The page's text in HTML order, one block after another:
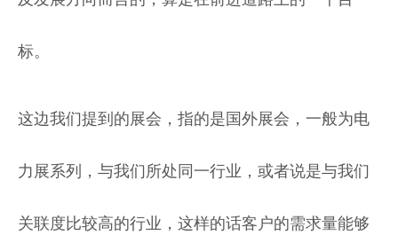
标。
这边我们提到的展会，指的是国外展会，一般为电
力展系列，与我们所处同一行业，或者说是与我们
关联度比较高的行业，这样的话客户的需求量能够